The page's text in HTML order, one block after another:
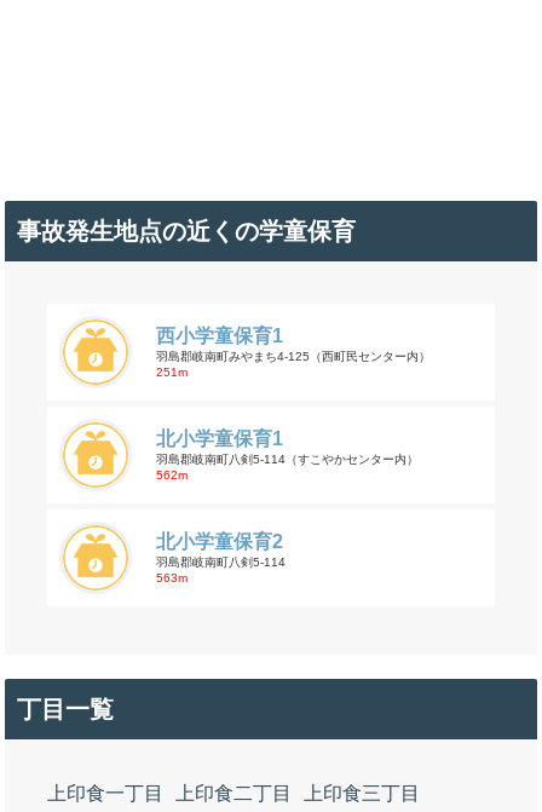
事故発生地点の近くの学童保育
西小学童保育1
羽島郡岐南町みやまち4-125（西町民センター内）
251m
北小学童保育1
羽島郡岐南町八剣5-114（すこやかセンター内）
562m
北小学童保育2
羽島郡岐南町八剣5-114
563m
丁目一覧
上印食一丁目 上印食二丁目 上印食三丁目